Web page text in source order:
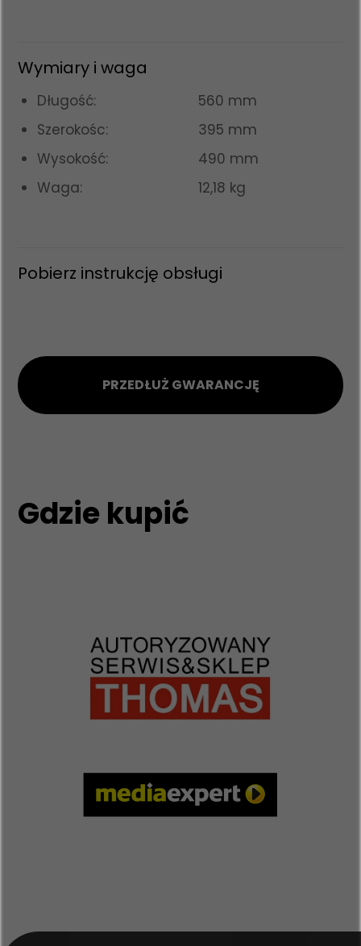
Wymiary i waga
Długość:
560 mm
Szerokośc:
395 mm
Wysokość:
490 mm
Waga:
12,18 kg
Pobierz instrukcję obsługi
PRZEDŁUŻ GWARANCJĘ
Gdzie kupić